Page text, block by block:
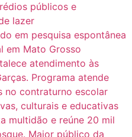
públicos e
lazer
em pesquisa espontânea
em Mato Grosso
atendimento às
Programa atende
no contraturno escolar
culturais e educativas
multidão e reúne 20 mil
Maior público da